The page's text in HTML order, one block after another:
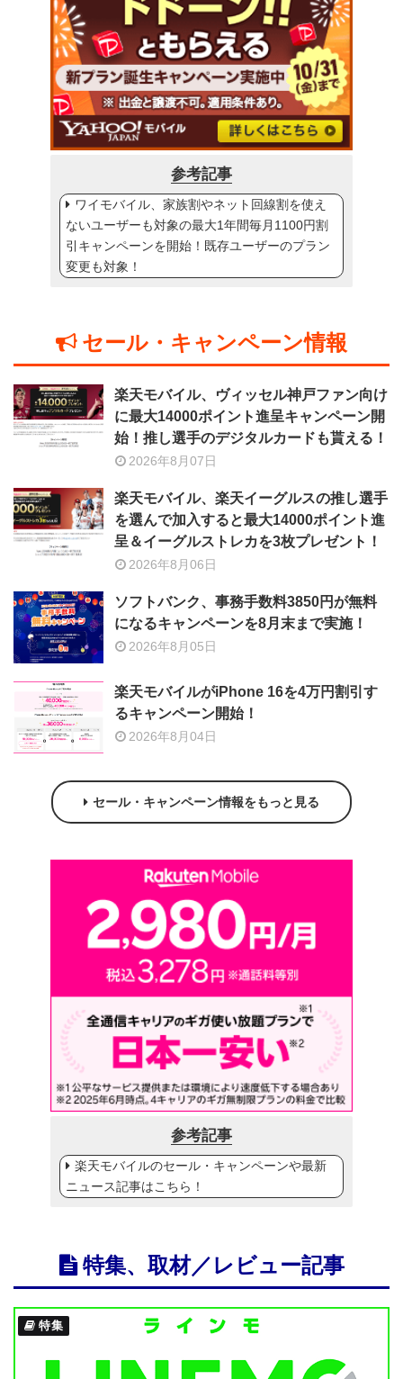
参考記事
ワイモバイル、家族割やネット回線割を使え
ないユーザーも対象の最大1年間毎月1100円割
引キャンペーンを開始！既存ユーザーのプラン
変更も対象！
セール・キャンペーン情報
楽天モバイル、ヴィッセル神戸ファン向け
に最大14000ポイント進呈キャンペーン開
始！推し選手のデジタルカードも貰える！
2026年8月07日
楽天モバイル、楽天イーグルスの推し選手
を選んで加入すると最大14000ポイント進
呈＆イーグルストレカを3枚プレゼント！
2026年8月06日
ソフトバンク、事務手数料3850円が無料
になるキャンペーンを8月末まで実施！
2026年8月05日
楽天モバイルがiPhone 16を4万円割引す
るキャンペーン開始！
2026年8月04日
セール・キャンペーン情報をもっと見る
参考記事
楽天モバイルのセール・キャンペーンや最新
ニュース記事はこちら！
特集、取材／レビュー記事
特集